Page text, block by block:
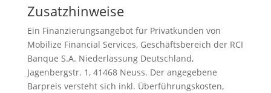
Zusatzhinweise
Ein Finanzierungsangebot für Privatkunden von
Mobilize Financial Services, Geschäftsbereich der RCI
Banque S.A. Niederlassung Deutschland,
Jagenbergstr. 1, 41468 Neuss. Der angegebene
Barpreis versteht sich inkl. Überführungskosten,